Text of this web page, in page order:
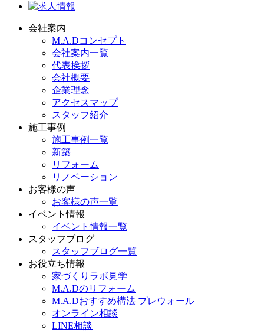
会社案内
M.A.Dコンセプト
会社案内一覧
代表挨拶
会社概要
企業理念
アクセスマップ
スタッフ紹介
施工事例
施工事例一覧
新築
リフォーム
リノベーション
お客様の声
お客様の声一覧
イベント情報
イベント情報一覧
スタッフブログ
スタッフブログ一覧
お役立ち情報
家づくりラボ見学
M.A.Dのリフォーム
M.A.Dおすすめ構法 プレウォール
オンライン相談
LINE相談